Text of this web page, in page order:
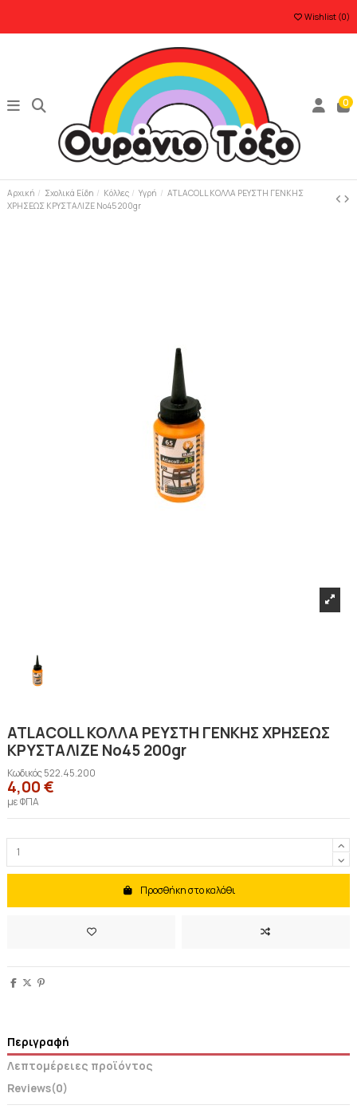
Wishlist (0)
0
Αρχική Σχολικά Είδη Κόλλες Υγρή
ATLACOLL ΚΟΛΛΑ ΡΕΥΣΤΗ ΓΕΝΚΗΣ
ΧΡΗΣΕΩΣ ΚΡΥΣΤΑΛΙΖΕ Νο45 200gr
ATLACOLL ΚΟΛΛΑ ΡΕΥΣΤΗ ΓΕΝΚΗΣ ΧΡΗΣΕΩΣ
ΚΡΥΣΤΑΛΙΖΕ Νο45 200gr
Κωδικός522.45.200
4,00 €
με ΦΠΑ
Προσθήκη στο καλάθι
Περιγραφή
Λεπτομέρειες προϊόντος
Reviews(0)